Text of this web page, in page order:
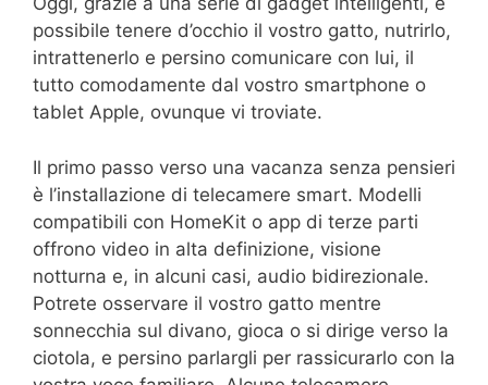
possibile tenere d’occhio il vostro gatto, nutrirlo,
intrattenerlo e persino comunicare con lui, il
tutto comodamente dal vostro smartphone o
tablet Apple, ovunque vi troviate.
Il primo passo verso una vacanza senza pensieri
è l’installazione di telecamere smart. Modelli
compatibili con HomeKit o app di terze parti
offrono video in alta definizione, visione
notturna e, in alcuni casi, audio bidirezionale.
Potrete osservare il vostro gatto mentre
sonnecchia sul divano, gioca o si dirige verso la
ciotola, e persino parlargli per rassicurarlo con la